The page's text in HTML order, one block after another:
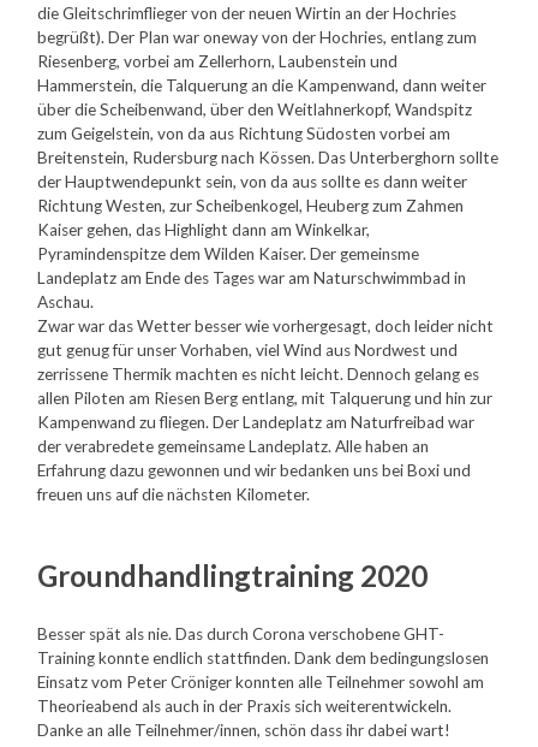
die Gleitschrimflieger von der neuen Wirtin an der Hochries
begrüßt). Der Plan war oneway von der Hochries, entlang zum
Riesenberg, vorbei am Zellerhorn, Laubenstein und
Hammerstein, die Talquerung an die Kampenwand, dann weiter
über die Scheibenwand, über den Weitlahnerkopf, Wandspitz
zum Geigelstein, von da aus Richtung Südosten vorbei am
Breitenstein, Rudersburg nach Kössen. Das Unterberghorn sollte
der Hauptwendepunkt sein, von da aus sollte es dann weiter
Richtung Westen, zur Scheibenkogel, Heuberg zum Zahmen
Kaiser gehen, das Highlight dann am Winkelkar,
Pyramindenspitze dem Wilden Kaiser. Der gemeinsme
Landeplatz am Ende des Tages war am Naturschwimmbad in
Aschau.
Zwar war das Wetter besser wie vorhergesagt, doch leider nicht
gut genug für unser Vorhaben, viel Wind aus Nordwest und
zerrissene Thermik machten es nicht leicht. Dennoch gelang es
allen Piloten am Riesen Berg entlang, mit Talquerung und hin zur
Kampenwand zu fliegen. Der Landeplatz am Naturfreibad war
der verabredete gemeinsame Landeplatz. Alle haben an
Erfahrung dazu gewonnen und wir bedanken uns bei Boxi und
freuen uns auf die nächsten Kilometer.
Groundhandlingtraining 2020
Besser spät als nie. Das durch Corona verschobene GHT-
Training konnte endlich stattfinden. Dank dem bedingungslosen
Einsatz vom Peter Cröniger konnten alle Teilnehmer sowohl am
Theorieabend als auch in der Praxis sich weiterentwickeln.
Danke an alle Teilnehmer/innen, schön dass ihr dabei wart!